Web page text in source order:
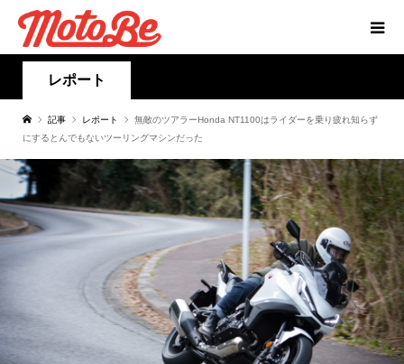
レポート
記事 レポート
無敵のツアラーHonda NT1100はライダーを乗り疲れ知らず
にするとんでもないツーリングマシンだった